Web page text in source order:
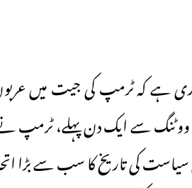
ہے کہ ٹرمپ کی جیت میں
ووٹنگ سے ایک دن پہلے، ٹرمپ
سیاست کی تاریخ کا سب سے بڑا